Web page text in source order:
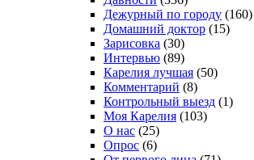
Дежурный по городу (160)
Домашний доктор (15)
Зарисовка (30)
Интервью (89)
Карелия лучшая (50)
Комментарий (8)
Контрольный выезд (1)
Моя Карелия (103)
О нас (25)
Опрос (6)